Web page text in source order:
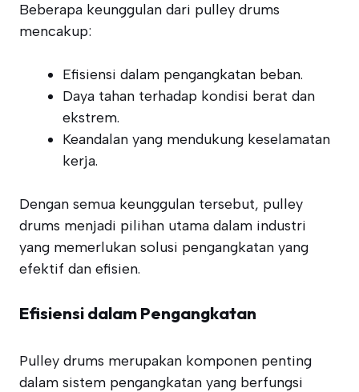
Beberapa keunggulan dari pulley drums
mencakup:
Efisiensi dalam pengangkatan beban.
Daya tahan terhadap kondisi berat dan
ekstrem.
Keandalan yang mendukung keselamatan
kerja.
Dengan semua keunggulan tersebut, pulley
drums menjadi pilihan utama dalam industri
yang memerlukan solusi pengangkatan yang
efektif dan efisien.
Efisiensi dalam Pengangkatan
Pulley drums merupakan komponen penting
dalam sistem pengangkatan yang berfungsi